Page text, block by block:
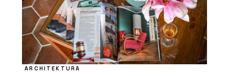
ARCHITEKTURA